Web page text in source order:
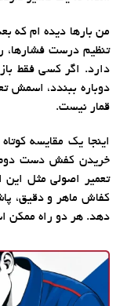
من بارها دیده ام که
تنظیم درست فشارها،
دارد. اگر کسی فقط
دوباره ببندد، اسمش
قمار نیست.
اینجا یک مقایسه
خریدن کفش دست دوم
تعمیر اصولی مثل
کفاش ماهر و دقیق،
دهد. هر دو راه ممکن